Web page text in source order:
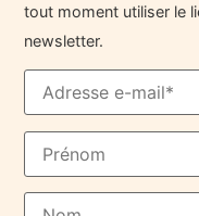
tout moment utiliser le
newsletter.